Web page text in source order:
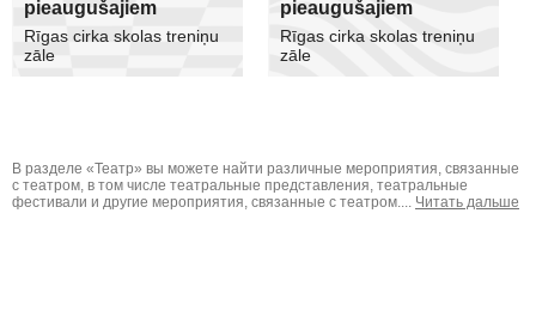
pieaugušajiem
Rīgas cirka skolas treniņu
zāle
pieaugušajiem
Rīgas cirka skolas treniņu
zāle
В разделе «Театр» вы можете найти различные мероприятия, связанные
с театром, в том числе театральные представления, театральные
фестивали и другие мероприятия, связанные с театром.... Читать дальше